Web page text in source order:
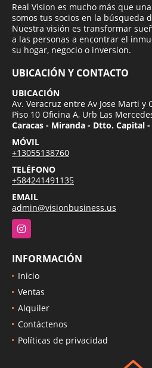
Real Vision es mucho más que
somos tus socios en la búsqueda
Nuestra visión es transformar
a las personas a encontrar el
su hogar, negocio o inversion.
UBICACIÓN Y CONTACTO
UBICACIÓN
Av. Veracruz entre Av Jose Marti y
Piso 10 Oficina A, Urb Las
Caracas - Miranda - Dtto. Capital
MÓVIL
+13055138760
TELÉFONO
+584241491135
EMAIL
admin@visionbusiness.us
Instagram
INFORMACIÓN
Inicio
Ventas
Alquiler
Contáctenos
Políticas de privacidad